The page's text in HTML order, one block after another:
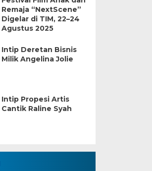
Remaja “NextScene”
Digelar di TIM, 22–24
Agustus 2025
Intip Deretan Bisnis
Milik Angelina Jolie
Intip Propesi Artis
Cantik Raline Syah